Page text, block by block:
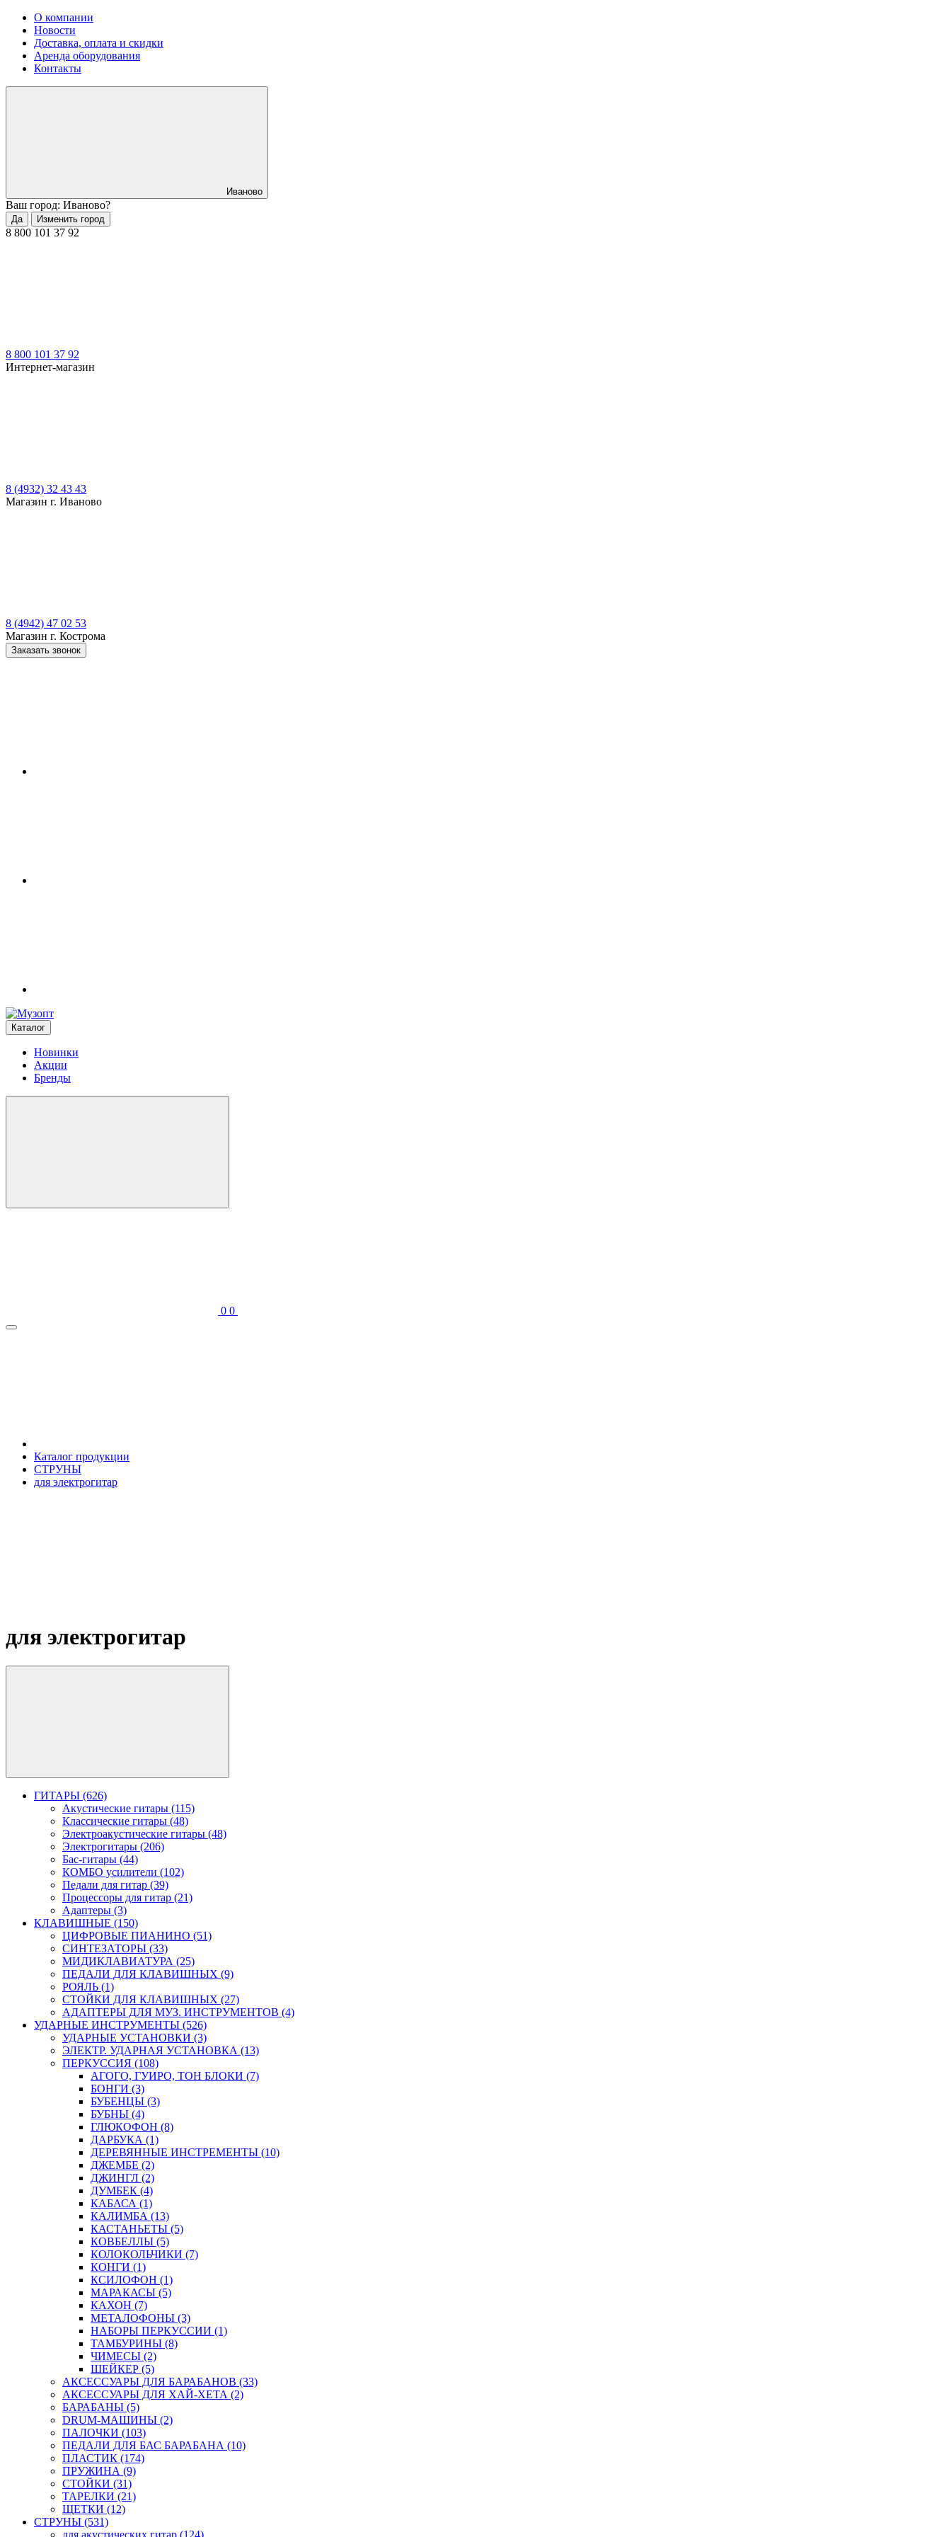
О компании
Новости
Доставка, оплата и скидки
Аренда оборудования
Контакты
Иваново
Ваш город: Иваново?
Да Изменить город
8 800 101 37 92
8 800 101 37 92
Интернет-магазин
8 (4932) 32 43 43
Магазин г. Иваново
8 (4942) 47 02 53
Магазин г. Кострома
Заказать звонок
Каталог
Новинки
Акции
Бренды
0 0
Каталог продукции
СТРУНЫ
для электрогитар
для электрогитар
ГИТАРЫ (626)
Акустические гитары (115)
Классические гитары (48)
Электроакустические гитары (48)
Электрогитары (206)
Бас-гитары (44)
КОМБО усилители (102)
Педали для гитар (39)
Процессоры для гитар (21)
Адаптеры (3)
КЛАВИШНЫЕ (150)
ЦИФРОВЫЕ ПИАНИНО (51)
СИНТЕЗАТОРЫ (33)
МИДИКЛАВИАТУРА (25)
ПЕДАЛИ ДЛЯ КЛАВИШНЫХ (9)
РОЯЛЬ (1)
СТОЙКИ ДЛЯ КЛАВИШНЫХ (27)
АДАПТЕРЫ ДЛЯ МУЗ. ИНСТРУМЕНТОВ (4)
УДАРНЫЕ ИНСТРУМЕНТЫ (526)
УДАРНЫЕ УСТАНОВКИ (3)
ЭЛЕКТР. УДАРНАЯ УСТАНОВКА (13)
ПЕРКУССИЯ (108)
АГОГО, ГУИРО, ТОН БЛОКИ (7)
БОНГИ (3)
БУБЕНЦЫ (3)
БУБНЫ (4)
ГЛЮКОФОН (8)
ДАРБУКА (1)
ДЕРЕВЯННЫЕ ИНСТРЕМЕНТЫ (10)
ДЖЕМБЕ (2)
ДЖИНГЛ (2)
ДУМБЕК (4)
КАБАСА (1)
КАЛИМБА (13)
КАСТАНЬЕТЫ (5)
КОВБЕЛЛЫ (5)
КОЛОКОЛЬЧИКИ (7)
КОНГИ (1)
КСИЛОФОН (1)
МАРАКАСЫ (5)
КАХОН (7)
МЕТАЛОФОНЫ (3)
НАБОРЫ ПЕРКУССИИ (1)
ТАМБУРИНЫ (8)
ЧИМЕСЫ (2)
ШЕЙКЕР (5)
АКСЕССУАРЫ ДЛЯ БАРАБАНОВ (33)
АКСЕССУАРЫ ДЛЯ ХАЙ-ХЕТА (2)
БАРАБАНЫ (5)
DRUM-МАШИНЫ (2)
ПАЛОЧКИ (103)
ПЕДАЛИ ДЛЯ БАС БАРАБАНА (10)
ПЛАСТИК (174)
ПРУЖИНА (9)
СТОЙКИ (31)
ТАРЕЛКИ (21)
ЩЕТКИ (12)
СТРУНЫ (531)
для акустических гитар (124)